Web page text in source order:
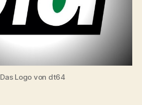
1993)
Das Logo von dt64